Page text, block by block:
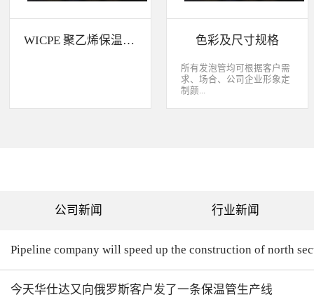
WICPE 聚乙烯保温材料特性介绍 色彩及尺寸规格
所有发泡管均可根据客户需
求、场合、公司企业形象定
制颜...
10mm—90mm内径：实心—
公司新闻 行业新闻
今天华仕达又向俄罗斯客户发了一条保温管生产线